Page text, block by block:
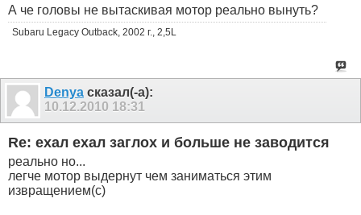
А че головы не вытаскивая мотор реально вынуть?
Subaru Legacy Outback, 2002 г., 2,5L
Denya сказал(-а):
10.12.2010 18:31
Re: ехал ехал заглох и больше не заводится
реально но...
легче мотор выдернут чем заниматься этим
извращением(с)